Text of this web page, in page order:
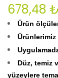
678,48 ₺
Ürün
Ürünlerimiz
Düz, temiz
yüzeylere